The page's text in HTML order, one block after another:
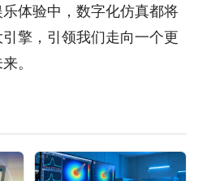
体验中，数字化仿真都将
擎，引领我们走向一个更
。